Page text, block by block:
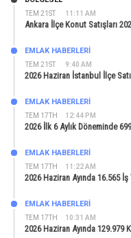
TEM 21ST 11:11 AM
Ankara İlçe Konut Satışları
TEM 21ST 9:40 AM
EMLAK HABERLERI
2026 Haziran İstanbul İlçe
TEM 17TH 12:44 PM
EMLAK HABERLERI
2026 İlk 6 Aylık Döneminde
TEM 17TH 11:22 AM
EMLAK HABERLERI
2026 Haziran Ayında 16.565 İş
TEM 17TH 10:31 AM
EMLAK HABERLERI
2026 Haziran Ayında 129.979